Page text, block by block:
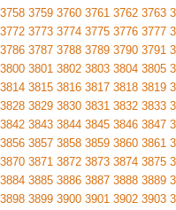
3758 3759 3760 3761 3762 3763
3772 3773 3774 3775 3776 3777
3786 3787 3788 3789 3790 3791
3800 3801 3802 3803 3804 3805
3814 3815 3816 3817 3818 3819
3828 3829 3830 3831 3832 3833
3842 3843 3844 3845 3846 3847
3856 3857 3858 3859 3860 3861
3870 3871 3872 3873 3874 3875
3884 3885 3886 3887 3888 3889
3898 3899 3900 3901 3902 3903